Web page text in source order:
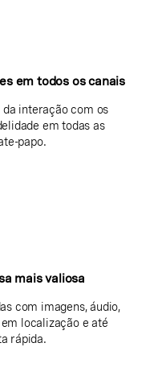
em todos os canais
da interação com os
em todas as
papo.
mais valiosa
com imagens, áudio,
localização e até
rápida.